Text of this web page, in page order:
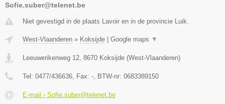
Sofie.suber@telenet.be
Niet gevestigd in de plaats Lavoir en in de provincie Luik.
West-Vlaanderen » Koksijde | Google maps ▼
Leeuwerikenweg 12 8670 Koksijde (West-Vlaanderen)
Tel: 0477/436636 , Fax: - , BTW-nr: 0683389150
E-mail › Sofie.suber@telenet.be